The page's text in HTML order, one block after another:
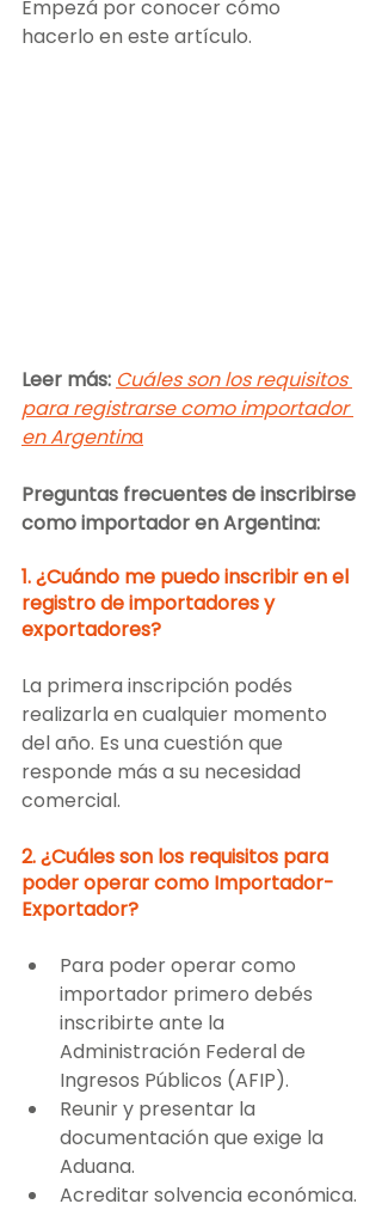
Empezá por conocer cómo
hacerlo en este artículo.
Leer más: Cuáles son los requisitos
para registrarse como importador
en Argentina
Preguntas frecuentes de inscribirse
como importador en Argentina:
1. ¿Cuándo me puedo inscribir en el
registro de importadores y
exportadores?
La primera inscripción podés
realizarla en cualquier momento
del año. Es una cuestión que
responde más a su necesidad
comercial.
2. ¿Cuáles son los requisitos para
poder operar como Importador-
Exportador?
Para poder operar como
importador primero debés
inscribirte ante la
Administración Federal de
Ingresos Públicos (AFIP).
Reunir y presentar la
documentación que exige la
Aduana.
Acreditar solvencia económica.